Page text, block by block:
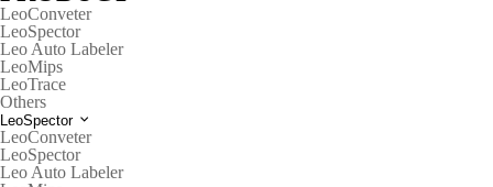
LeoConveter
LeoSpector
Leo Auto Labeler
LeoMips
LeoTrace
Others
LeoSpector
LeoConveter
LeoSpector
Leo Auto Labeler